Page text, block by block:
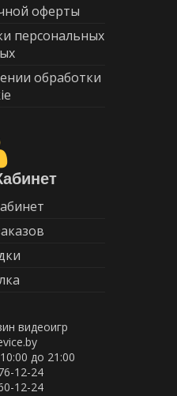
оферты
персональных
обработки
видеоигр
до 21:00
12-24
12-24